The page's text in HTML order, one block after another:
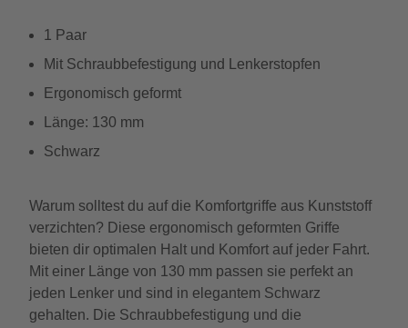
1 Paar
Mit Schraubbefestigung und Lenkerstopfen
Ergonomisch geformt
Länge: 130 mm
Schwarz
Warum solltest du auf die Komfortgriffe aus Kunststoff
verzichten? Diese ergonomisch geformten Griffe
bieten dir optimalen Halt und Komfort auf jeder Fahrt.
Mit einer Länge von 130 mm passen sie perfekt an
jeden Lenker und sind in elegantem Schwarz
gehalten. Die Schraubbefestigung und die